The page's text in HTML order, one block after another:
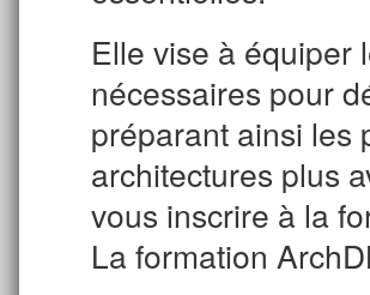
Elle vise à équiper
nécessaires pour
préparant ainsi les
architectures plus
vous inscrire à la
La formation